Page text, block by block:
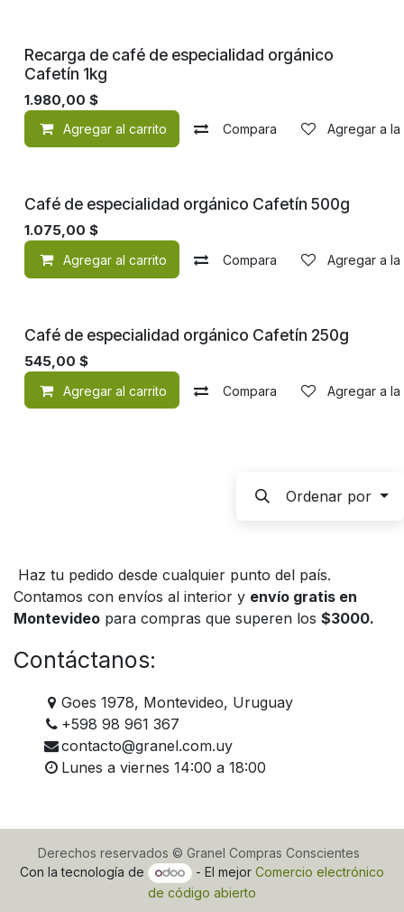
Recarga de café de especialidad orgánico
Cafetín 1kg
1.980,00 $
Agregar al carrito Compara Agregar a
Orgánico
Café de especialidad orgánico Cafetín 500g
1.075,00 $
Agregar al carrito Compara Agregar a
Orgánico
Café de especialidad orgánico Cafetín 250g
545,00 $
Agregar al carrito Compara Agregar a
Ordenar por
Haz tu pedido desde cualquier punto del país.
Contamos con envíos al interior y envío gratis en
Montevideo para compras que superen los $3000.
Contáctanos:
Goes 1978, Montevideo, Uruguay
+598 98 961 367
contacto@granel.com.uy
Lunes a viernes 14:00 a 18:00
Derechos reservados © Granel Compras Conscientes
Con la tecnología de
- El mejor Comercio electrónico
de código abierto